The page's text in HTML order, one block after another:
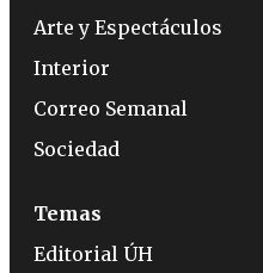
Arte y Espectáculos
Interior
Correo Semanal
Sociedad
Temas
Editorial ÚH